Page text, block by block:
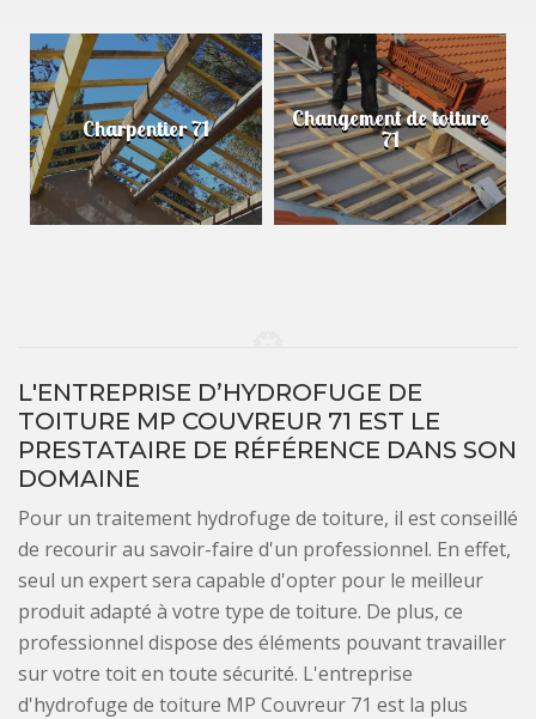
Charpentier 71 Changement de toiture
71
L'ENTREPRISE D’HYDROFUGE DE
TOITURE MP COUVREUR 71 EST LE
PRESTATAIRE DE RÉFÉRENCE DANS SON
DOMAINE
Pour un traitement hydrofuge de toiture, il est conseillé
de recourir au savoir-faire d'un professionnel. En effet,
seul un expert sera capable d'opter pour le meilleur
produit adapté à votre type de toiture. De plus, ce
professionnel dispose des éléments pouvant travailler
sur votre toit en toute sécurité. L'entreprise
d'hydrofuge de toiture MP Couvreur 71 est la plus